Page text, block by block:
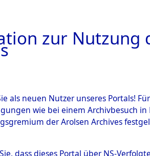
zur Nutzung
als neuen Nutzer unseres Portals!
wie bei einem Archivbesuch
der Arolsen Archives
dass dieses Portal über NS-